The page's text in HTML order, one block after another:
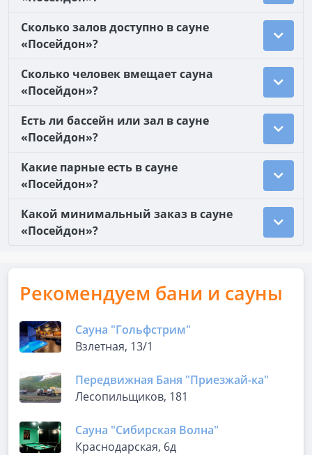
Сколько залов доступно в сауне
«Посейдон»?
Сколько человек вмещает сауна
«Посейдон»?
Есть ли бассейн или зал в сауне
«Посейдон»?
Какие парные есть в сауне
«Посейдон»?
Какой минимальный заказ в сауне
«Посейдон»?
Рекомендуем бани и сауны
Сауна "Гольфстрим"
Взлетная, 13/1
Передвижная Баня "Приезжай-ка"
Лесопильщиков, 181
Сауна "Сибирская Волна"
Краснодарская, 6д